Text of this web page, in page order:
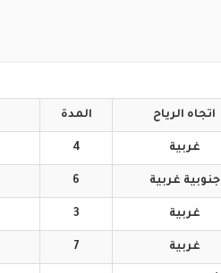
اتجاه الرياح المدة
غربية 4
جنوبية غربية 6
غربية 3
غربية 7